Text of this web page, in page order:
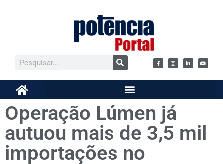
Operação Lúmen já
autuou mais de 3,5 mil
importações no